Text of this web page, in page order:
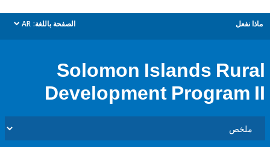
الصفحة باللغة: AR
dropdown
Solomon Islands
Development